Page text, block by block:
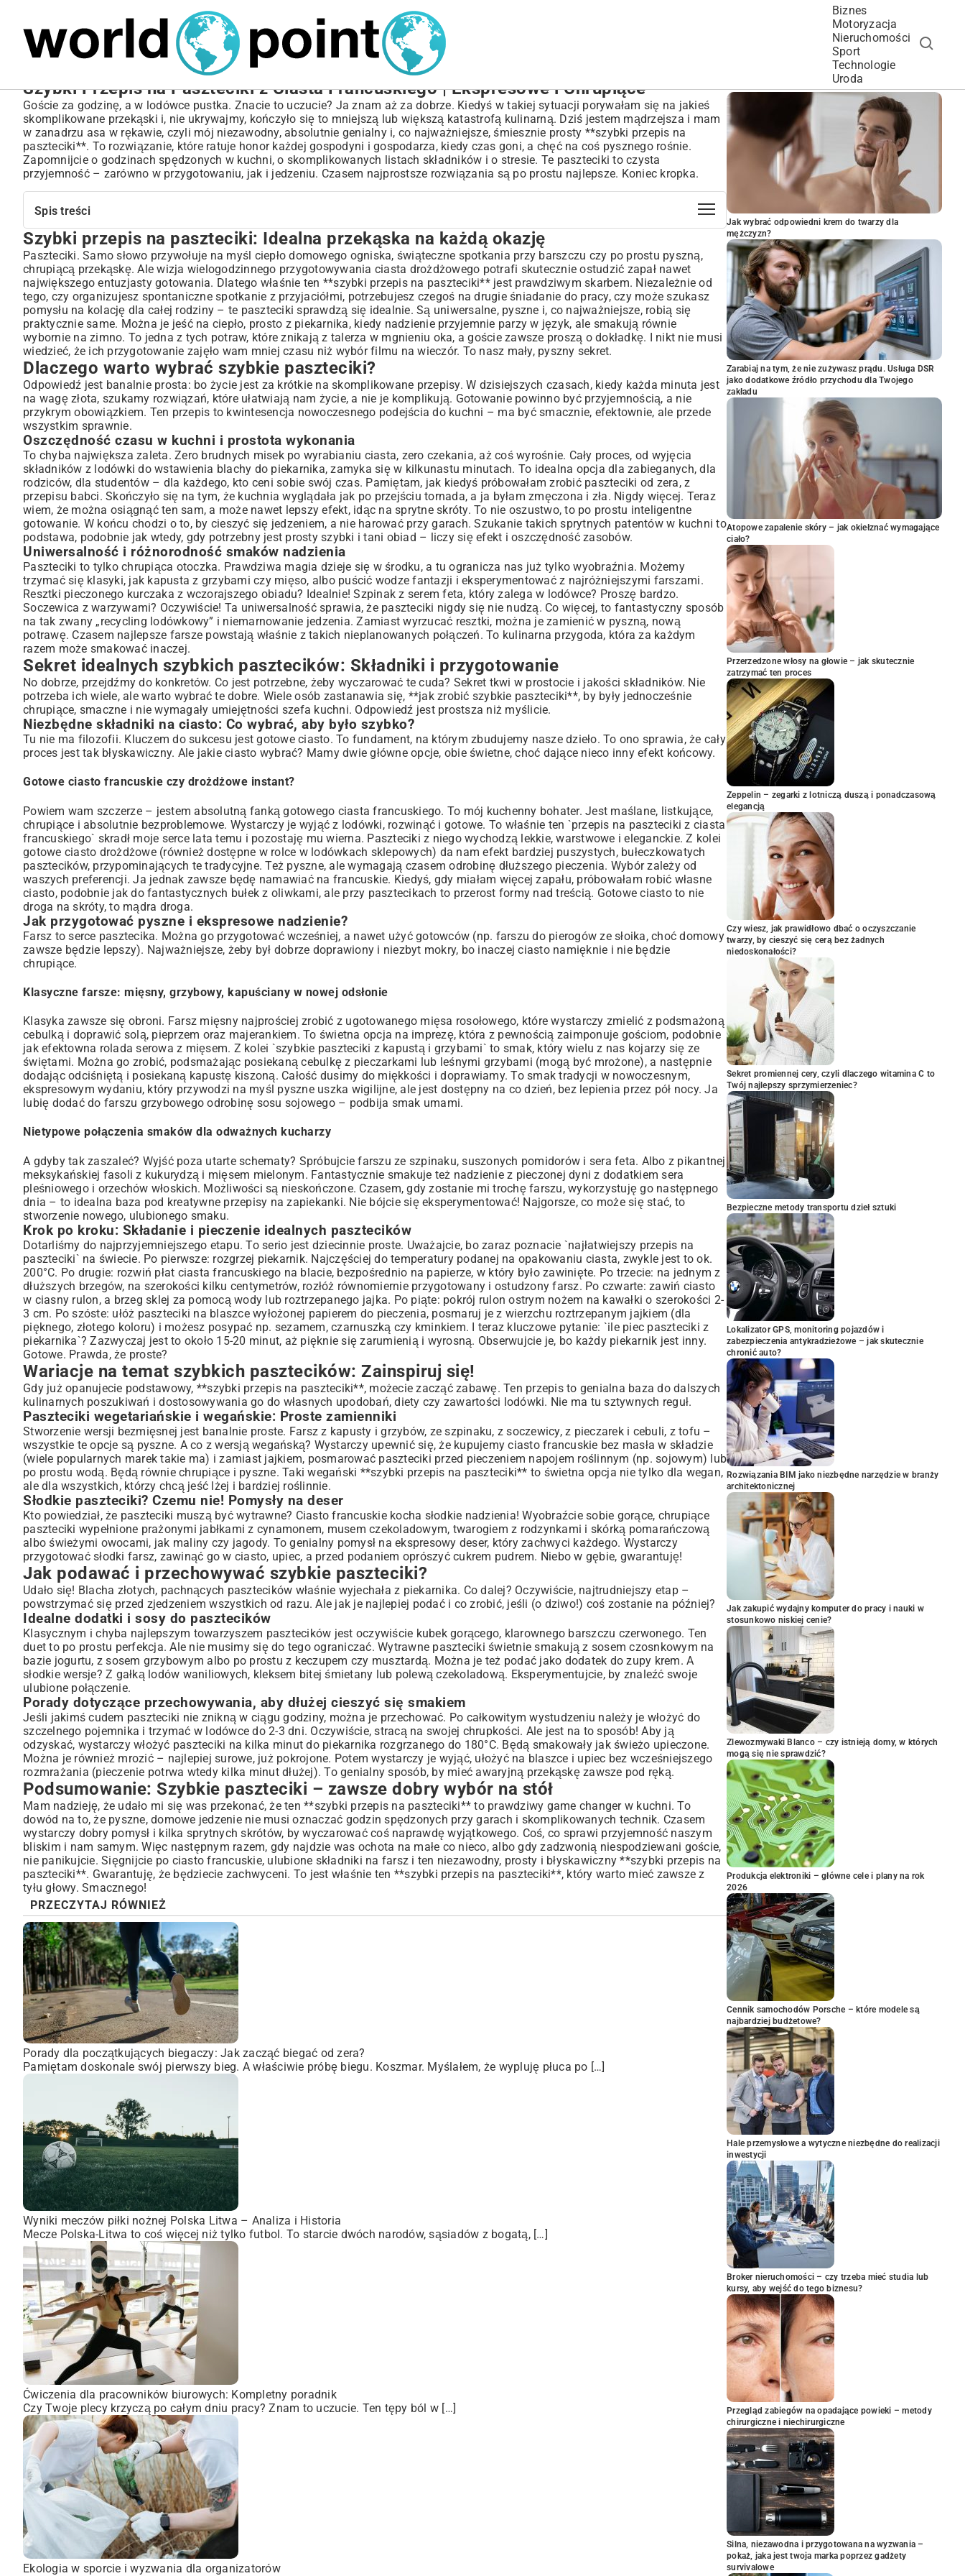
Biznes
Motoryzacja
Nieruchomości
Sport
Technologie
Uroda
Szybki Przepis na Paszteciki z Ciasta Francuskiego | Ekspresowe i Chrupiące
Goście za godzinę, a w lodówce pustka. Znacie to uczucie? Ja znam aż za dobrze. Kiedyś w takiej sytuacji porywałam się na jakieś
skomplikowane przekąski i, nie ukrywajmy, kończyło się to mniejszą lub większą katastrofą kulinarną. Dziś jestem mądrzejsza i mam
w zanadrzu asa w rękawie, czyli mój niezawodny, absolutnie genialny i, co najważniejsze, śmiesznie prosty **szybki przepis na
paszteciki**. To rozwiązanie, które ratuje honor każdej gospodyni i gospodarza, kiedy czas goni, a chęć na coś pysznego rośnie.
Zapomnijcie o godzinach spędzonych w kuchni, o skomplikowanych listach składników i o stresie. Te paszteciki to czysta
przyjemność – zarówno w przygotowaniu, jak i jedzeniu. Czasem najprostsze rozwiązania są po prostu najlepsze. Koniec kropka.
Spis treści
Szybki przepis na paszteciki: Idealna przekąska na każdą okazję
Dlaczego warto wybrać szybkie paszteciki?
Oszczędność czasu w kuchni i prostota wykonania
Uniwersalność i różnorodność smaków nadzienia
Sekret idealnych szybkich pasztecików: Składniki i przygotowanie
Niezbędne składniki na ciasto: Co wybrać, aby było szybko?
Jak przygotować pyszne i ekspresowe nadzienie?
Krok po kroku: Składanie i pieczenie idealnych pasztecików
Wariacje na temat szybkich pasztecików: Zainspiruj się!
Paszteciki wegetariańskie i wegańskie: Proste zamienniki
Słodkie paszteciki? Czemu nie! Pomysły na deser
Jak podawać i przechowywać szybkie paszteciki?
Idealne dodatki i sosy do pasztecików
Porady dotyczące przechowywania, aby dłużej cieszyć się smakiem
Podsumowanie: Szybkie paszteciki – zawsze dobry wybór na stół
Szybki przepis na paszteciki: Idealna przekąska na każdą okazję
Paszteciki. Samo słowo przywołuje na myśl ciepło domowego ogniska, świąteczne spotkania przy barszczu czy po prostu pyszną,
chrupiącą przekąskę. Ale wizja wielogodzinnego przygotowywania ciasta drożdżowego potrafi skutecznie ostudzić zapał nawet
największego entuzjasty gotowania. Dlatego właśnie ten **szybki przepis na paszteciki** jest prawdziwym skarbem. Niezależnie od
tego, czy organizujesz spontaniczne spotkanie z przyjaciółmi, potrzebujesz czegoś na drugie śniadanie do pracy, czy może szukasz
pomysłu na kolację dla całej rodziny – te paszteciki sprawdzą się idealnie. Są uniwersalne, pyszne i, co najważniejsze, robią się
praktycznie same. Można je jeść na ciepło, prosto z piekarnika, kiedy nadzienie przyjemnie parzy w język, ale smakują równie
wybornie na zimno. To jedna z tych potraw, które znikają z talerza w mgnieniu oka, a goście zawsze proszą o dokładkę. I nikt nie musi
wiedzieć, że ich przygotowanie zajęło wam mniej czasu niż wybór filmu na wieczór. To nasz mały, pyszny sekret.
Dlaczego warto wybrać szybkie paszteciki?
Odpowiedź jest banalnie prosta: bo życie jest za krótkie na skomplikowane przepisy. W dzisiejszych czasach, kiedy każda minuta jest
na wagę złota, szukamy rozwiązań, które ułatwiają nam życie, a nie je komplikują. Gotowanie powinno być przyjemnością, a nie
przykrym obowiązkiem. Ten przepis to kwintesencja nowoczesnego podejścia do kuchni – ma być smacznie, efektownie, ale przede
wszystkim sprawnie.
Oszczędność czasu w kuchni i prostota wykonania
To chyba największa zaleta. Zero brudnych misek po wyrabianiu ciasta, zero czekania, aż coś wyrośnie. Cały proces, od wyjęcia
składników z lodówki do wstawienia blachy do piekarnika, zamyka się w kilkunastu minutach. To idealna opcja dla zabieganych, dla
rodziców, dla studentów – dla każdego, kto ceni sobie swój czas. Pamiętam, jak kiedyś próbowałam zrobić paszteciki od zera, z
przepisu babci. Skończyło się na tym, że kuchnia wyglądała jak po przejściu tornada, a ja byłam zmęczona i zła. Nigdy więcej. Teraz
wiem, że można osiągnąć ten sam, a może nawet lepszy efekt, idąc na sprytne skróty. To nie oszustwo, to po prostu inteligentne
gotowanie. W końcu chodzi o to, by cieszyć się jedzeniem, a nie harować przy garach. Szukanie takich sprytnych patentów w kuchni to
podstawa, podobnie jak wtedy, gdy potrzebny jest prosty szybki i tani obiad – liczy się efekt i oszczędność zasobów.
Uniwersalność i różnorodność smaków nadzienia
Paszteciki to tylko chrupiąca otoczka. Prawdziwa magia dzieje się w środku, a tu ogranicza nas już tylko wyobraźnia. Możemy
trzymać się klasyki, jak kapusta z grzybami czy mięso, albo puścić wodze fantazji i eksperymentować z najróżniejszymi farszami.
Resztki pieczonego kurczaka z wczorajszego obiadu? Idealnie! Szpinak z serem feta, który zalega w lodówce? Proszę bardzo.
Soczewica z warzywami? Oczywiście! Ta uniwersalność sprawia, że paszteciki nigdy się nie nudzą. Co więcej, to fantastyczny sposób
na tak zwany „recycling lodówkowy” i niemarnowanie jedzenia. Zamiast wyrzucać resztki, można je zamienić w pyszną, nową
potrawę. Czasem najlepsze farsze powstają właśnie z takich nieplanowanych połączeń. To kulinarna przygoda, która za każdym
razem może smakować inaczej.
Sekret idealnych szybkich pasztecików: Składniki i przygotowanie
No dobrze, przejdźmy do konkretów. Co jest potrzebne, żeby wyczarować te cuda? Sekret tkwi w prostocie i jakości składników. Nie
potrzeba ich wiele, ale warto wybrać te dobre. Wiele osób zastanawia się, **jak zrobić szybkie paszteciki**, by były jednocześnie
chrupiące, smaczne i nie wymagały umiejętności szefa kuchni. Odpowiedź jest prostsza niż myślicie.
Niezbędne składniki na ciasto: Co wybrać, aby było szybko?
Tu nie ma filozofii. Kluczem do sukcesu jest gotowe ciasto. To fundament, na którym zbudujemy nasze dzieło. To ono sprawia, że cały
proces jest tak błyskawiczny. Ale jakie ciasto wybrać? Mamy dwie główne opcje, obie świetne, choć dające nieco inny efekt końcowy.
Gotowe ciasto francuskie czy drożdżowe instant?
Powiem wam szczerze – jestem absolutną fanką gotowego ciasta francuskiego. To mój kuchenny bohater. Jest maślane, listkujące,
chrupiące i absolutnie bezproblemowe. Wystarczy je wyjąć z lodówki, rozwinąć i gotowe. To właśnie ten `przepis na paszteciki z ciasta
francuskiego` skradł moje serce lata temu i pozostaję mu wierna. Paszteciki z niego wychodzą lekkie, warstwowe i eleganckie. Z kolei
gotowe ciasto drożdżowe (również dostępne w rolce w lodówkach sklepowych) da nam efekt bardziej puszystych, bułeczkowatych
pasztecików, przypominających te tradycyjne. Też pyszne, ale wymagają czasem odrobinę dłuższego pieczenia. Wybór zależy od
waszych preferencji. Ja jednak zawsze będę namawiać na francuskie. Kiedyś, gdy miałam więcej zapału, próbowałam robić własne
ciasto, podobnie jak do fantastycznych bułek z oliwkami, ale przy pasztecikach to przerost formy nad treścią. Gotowe ciasto to nie
droga na skróty, to mądra droga.
Jak przygotować pyszne i ekspresowe nadzienie?
Farsz to serce pasztecika. Można go przygotować wcześniej, a nawet użyć gotowców (np. farszu do pierogów ze słoika, choć domowy
zawsze będzie lepszy). Najważniejsze, żeby był dobrze doprawiony i niezbyt mokry, bo inaczej ciasto namięknie i nie będzie
chrupiące.
Klasyczne farsze: mięsny, grzybowy, kapuściany w nowej odsłonie
Klasyka zawsze się obroni. Farsz mięsny najprościej zrobić z ugotowanego mięsa rosołowego, które wystarczy zmielić z podsmażoną
cebulką i doprawić solą, pieprzem oraz majerankiem. To świetna opcja na imprezę, która z pewnością zaimponuje gościom, podobnie
jak efektowna rolada serowa z mięsem. Z kolei `szybkie paszteciki z kapustą i grzybami` to smak, który wielu z nas kojarzy się ze
świętami. Można go zrobić, podsmażając posiekaną cebulkę z pieczarkami lub leśnymi grzybami (mogą być mrożone), a następnie
dodając odciśniętą i posiekaną kapustę kiszoną. Całość dusimy do miękkości i doprawiamy. To smak tradycji w nowoczesnym,
ekspresowym wydaniu, który przywodzi na myśl pyszne uszka wigilijne, ale jest dostępny na co dzień, bez lepienia przez pół nocy. Ja
lubię dodać do farszu grzybowego odrobinę sosu sojowego – podbija smak umami.
Nietypowe połączenia smaków dla odważnych kucharzy
A gdyby tak zaszaleć? Wyjść poza utarte schematy? Spróbujcie farszu ze szpinaku, suszonych pomidorów i sera feta. Albo z pikantnej
meksykańskiej fasoli z kukurydzą i mięsem mielonym. Fantastycznie smakuje też nadzienie z pieczonej dyni z dodatkiem sera
pleśniowego i orzechów włoskich. Możliwości są nieskończone. Czasem, gdy zostanie mi trochę farszu, wykorzystuję go następnego
dnia – to idealna baza pod kreatywne przepisy na zapiekanki. Nie bójcie się eksperymentować! Najgorsze, co może się stać, to
stworzenie nowego, ulubionego smaku.
Krok po kroku: Składanie i pieczenie idealnych pasztecików
Dotarliśmy do najprzyjemniejszego etapu. To serio jest dziecinnie proste. Uważajcie, bo zaraz poznacie `najłatwiejszy przepis na
paszteciki` na świecie. Po pierwsze: rozgrzej piekarnik. Najczęściej do temperatury podanej na opakowaniu ciasta, zwykle jest to ok.
200°C. Po drugie: rozwiń płat ciasta francuskiego na blacie, bezpośrednio na papierze, w który było zawinięte. Po trzecie: na jednym z
dłuższych brzegów, na szerokości kilku centymetrów, rozłóż równomiernie przygotowany i ostudzony farsz. Po czwarte: zawiń ciasto
w ciasny rulon, a brzeg sklej za pomocą wody lub roztrzepanego jajka. Po piąte: pokrój rulon ostrym nożem na kawałki o szerokości 2-
3 cm. Po szóste: ułóż paszteciki na blaszce wyłożonej papierem do pieczenia, posmaruj je z wierzchu roztrzepanym jajkiem (dla
pięknego, złotego koloru) i możesz posypać np. sezamem, czarnuszką czy kminkiem. I teraz kluczowe pytanie: `ile piec paszteciki z
piekarnika`? Zazwyczaj jest to około 15-20 minut, aż pięknie się zarumienią i wyrosną. Obserwujcie je, bo każdy piekarnik jest inny.
Gotowe. Prawda, że proste?
Wariacje na temat szybkich pasztecików: Zainspiruj się!
Gdy już opanujecie podstawowy, **szybki przepis na paszteciki**, możecie zacząć zabawę. Ten przepis to genialna baza do dalszych
kulinarnych poszukiwań i dostosowywania go do własnych upodobań, diety czy zawartości lodówki. Nie ma tu sztywnych reguł.
Paszteciki wegetariańskie i wegańskie: Proste zamienniki
Stworzenie wersji bezmięsnej jest banalnie proste. Farsz z kapusty i grzybów, ze szpinaku, z soczewicy, z pieczarek i cebuli, z tofu –
wszystkie te opcje są pyszne. A co z wersją wegańską? Wystarczy upewnić się, że kupujemy ciasto francuskie bez masła w składzie
(wiele popularnych marek takie ma) i zamiast jajkiem, posmarować paszteciki przed pieczeniem napojem roślinnym (np. sojowym) lub
po prostu wodą. Będą równie chrupiące i pyszne. Taki wegański **szybki przepis na paszteciki** to świetna opcja nie tylko dla wegan,
ale dla wszystkich, którzy chcą jeść lżej i bardziej roślinnie.
Słodkie paszteciki? Czemu nie! Pomysły na deser
Kto powiedział, że paszteciki muszą być wytrawne? Ciasto francuskie kocha słodkie nadzienia! Wyobraźcie sobie gorące, chrupiące
paszteciki wypełnione prażonymi jabłkami z cynamonem, musem czekoladowym, twarogiem z rodzynkami i skórką pomarańczową
albo świeżymi owocami, jak maliny czy jagody. To genialny pomysł na ekspresowy deser, który zachwyci każdego. Wystarczy
przygotować słodki farsz, zawinąć go w ciasto, upiec, a przed podaniem oprószyć cukrem pudrem. Niebo w gębie, gwarantuję!
Jak podawać i przechowywać szybkie paszteciki?
Udało się! Blacha złotych, pachnących pasztecików właśnie wyjechała z piekarnika. Co dalej? Oczywiście, najtrudniejszy etap –
powstrzymać się przed zjedzeniem wszystkich od razu. Ale jak je najlepiej podać i co zrobić, jeśli (o dziwo!) coś zostanie na później?
Idealne dodatki i sosy do pasztecików
Klasycznym i chyba najlepszym towarzyszem pasztecików jest oczywiście kubek gorącego, klarownego barszczu czerwonego. Ten
duet to po prostu perfekcja. Ale nie musimy się do tego ograniczać. Wytrawne paszteciki świetnie smakują z sosem czosnkowym na
bazie jogurtu, z sosem grzybowym albo po prostu z keczupem czy musztardą. Można je też podać jako dodatek do zupy krem. A
słodkie wersje? Z gałką lodów waniliowych, kleksem bitej śmietany lub polewą czekoladową. Eksperymentujcie, by znaleźć swoje
ulubione połączenie.
Porady dotyczące przechowywania, aby dłużej cieszyć się smakiem
Jeśli jakimś cudem paszteciki nie znikną w ciągu godziny, można je przechować. Po całkowitym wystudzeniu należy je włożyć do
szczelnego pojemnika i trzymać w lodówce do 2-3 dni. Oczywiście, stracą na swojej chrupkości. Ale jest na to sposób! Aby ją
odzyskać, wystarczy włożyć paszteciki na kilka minut do piekarnika rozgrzanego do 180°C. Będą smakowały jak świeżo upieczone.
Można je również mrozić – najlepiej surowe, już pokrojone. Potem wystarczy je wyjąć, ułożyć na blaszce i upiec bez wcześniejszego
rozmrażania (pieczenie potrwa wtedy kilka minut dłużej). To genialny sposób, by mieć awaryjną przekąskę zawsze pod ręką.
Podsumowanie: Szybkie paszteciki – zawsze dobry wybór na stół
Mam nadzieję, że udało mi się was przekonać, że ten **szybki przepis na paszteciki** to prawdziwy game changer w kuchni. To
dowód na to, że pyszne, domowe jedzenie nie musi oznaczać godzin spędzonych przy garach i skomplikowanych technik. Czasem
wystarczy dobry pomysł i kilka sprytnych skrótów, by wyczarować coś naprawdę wyjątkowego. Coś, co sprawi przyjemność naszym
bliskim i nam samym. Więc następnym razem, gdy najdzie was ochota na małe co nieco, albo gdy zadzwonią niespodziewani goście,
nie panikujcie. Sięgnijcie po ciasto francuskie, ulubione składniki na farsz i ten niezawodny, prosty i błyskawiczny **szybki przepis na
paszteciki**. Gwarantuję, że będziecie zachwyceni. To jest właśnie ten **szybki przepis na paszteciki**, który warto mieć zawsze z
tyłu głowy. Smacznego!
PRZECZYTAJ RÓWNIEŻ
Porady dla początkujących biegaczy: Jak zacząć biegać od zera?
Pamiętam doskonale swój pierwszy bieg. A właściwie próbę biegu. Koszmar. Myślałem, że wypluję płuca po […]
Wyniki meczów piłki nożnej Polska Litwa – Analiza i Historia
Mecze Polska-Litwa to coś więcej niż tylko futbol. To starcie dwóch narodów, sąsiadów z bogatą, […]
Ćwiczenia dla pracowników biurowych: Kompletny poradnik
Czy Twoje plecy krzyczą po całym dniu pracy? Znam to uczucie. Ten tępy ból w […]
Ekologia w sporcie i wyzwania dla organizatorów
POPULARNE ARTYKUŁY
Jak wybrać odpowiedni krem do twarzy dla
mężczyzn?
Zarabiaj na tym, że nie zużywasz prądu. Usługa DSR
jako dodatkowe źródło przychodu dla Twojego
zakładu
Atopowe zapalenie skóry – jak okiełznać wymagające
ciało?
Przerzedzone włosy na głowie – jak skutecznie
zatrzymać ten proces
Zeppelin – zegarki z lotniczą duszą i ponadczasową
elegancją
Czy wiesz, jak prawidłowo dbać o oczyszczanie
twarzy, by cieszyć się cerą bez żadnych
niedoskonałości?
Sekret promiennej cery, czyli dlaczego witamina C to
Twój najlepszy sprzymierzeniec?
Bezpieczne metody transportu dzieł sztuki
Lokalizator GPS, monitoring pojazdów i
zabezpieczenia antykradzieżowe – jak skutecznie
chronić auto?
Rozwiązania BIM jako niezbędne narzędzie w branży
architektonicznej
Jak zakupić wydajny komputer do pracy i nauki w
stosunkowo niskiej cenie?
Zlewozmywaki Blanco – czy istnieją domy, w których
mogą się nie sprawdzić?
Produkcja elektroniki – główne cele i plany na rok
2026
Cennik samochodów Porsche – które modele są
najbardziej budżetowe?
Hale przemysłowe a wytyczne niezbędne do realizacji
inwestycji
Broker nieruchomości – czy trzeba mieć studia lub
kursy, aby wejść do tego biznesu?
Przegląd zabiegów na opadające powieki – metody
chirurgiczne i niechirurgiczne
Silna, niezawodna i przygotowana na wyzwania –
pokaż, jaka jest twoja marka poprzez gadżety
survivalowe